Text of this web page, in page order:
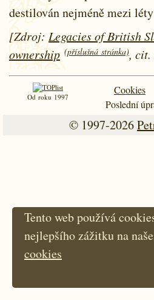
destilován nejméně mezi léty
[Zdroj: Legacies of British
ownership (příslušná stránka), cit.
Od roku 1997
Cookies
Poslední
© 1997-2026
Tento web používá
nejlepšího zážitku na
cookies